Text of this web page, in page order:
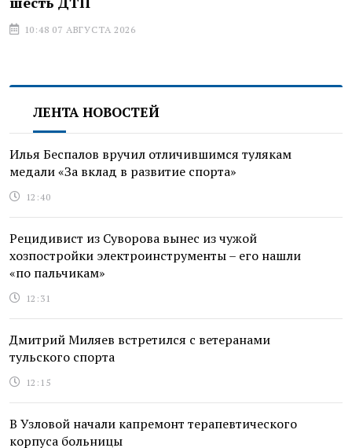
10:48 07 АВГУСТА 2026
ЛЕНТА НОВОСТЕЙ
Илья Беспалов вручил отличившимся тулякам
медали «За вклад в развитие спорта»
12:40
Рецидивист из Суворова вынес из чужой
хозпостройки электроинструменты – его нашли
«по пальчикам»
12:31
Дмитрий Миляев встретился с ветеранами
тульского спорта
12:15
В Узловой начали капремонт терапевтического
корпуса больницы